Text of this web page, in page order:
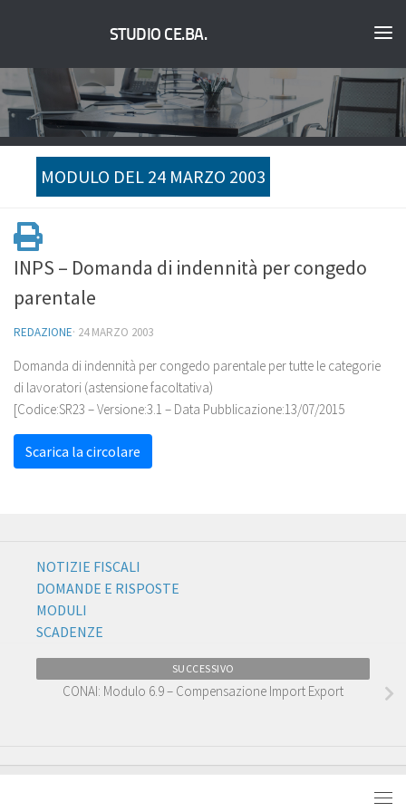
STUDIO CE.BA.
MODULO DEL 24 MARZO 2003
INPS – Domanda di indennità per congedo
parentale
REDAZIONE· 24 MARZO 2003
Domanda di indennità per congedo parentale per tutte le categorie
di lavoratori (astensione facoltativa)
[Codice:SR23 – Versione:3.1 – Data Pubblicazione:13/07/2015
Scarica la circolare
NOTIZIE FISCALI
DOMANDE E RISPOSTE
MODULI
SCADENZE
SUCCESSIVO
CONAI: Modulo 6.9 – Compensazione Import Export